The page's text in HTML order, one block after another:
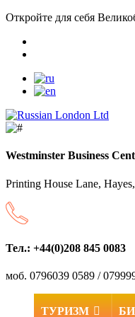
Откройте для себя
Westminster Business
Printing House Lane,
Тел.: +44(0)208 845 0083
моб. 0796039 0589 /
ТУРИЗМ